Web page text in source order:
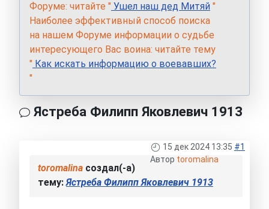
Форуме: читайте " Ушел наш дед Митяй "
Наиболее эффективный способ поиска
на нашем Форуме информации о судьбе
интересующего Вас воина: читайте тему
" Как искать информацию о воевавших?
"
Ястреба Филипп Яковлевич 1913
15 дек 2024 13:35 #1
Автор toromalina
toromalina создал(-а)
тему:Ястреба Филипп Яковлевич 1913